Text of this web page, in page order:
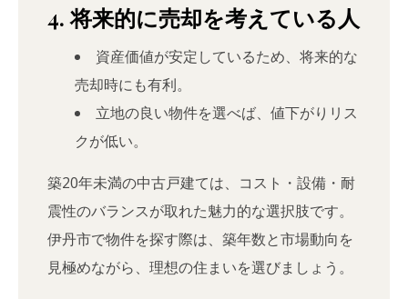
4. 将来的に売却を考えている人
資産価値が安定しているため、将来的な
売却時にも有利。
立地の良い物件を選べば、値下がりリス
クが低い。
築20年未満の中古戸建ては、コスト・設備・耐
震性のバランスが取れた魅力的な選択肢です。
伊丹市で物件を探す際は、築年数と市場動向を
見極めながら、理想の住まいを選びましょう。